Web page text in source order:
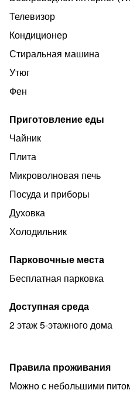
Телевизор
Кондиционер
Стиральная машина
Утюг
Фен
Приготовление еды
Чайник
Плита
Микроволновая печь
Посуда и приборы
Духовка
Холодильник
Парковочные места
Бесплатная парковка
Доступная среда
2 этаж 5-этажного дома
Правила проживания
Можно с небольшими